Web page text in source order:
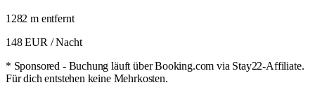
1282 m entfernt
148 EUR / Nacht
* Sponsored - Buchung läuft über Booking.com via Stay22-Affiliate.
Für dich entstehen keine Mehrkosten.